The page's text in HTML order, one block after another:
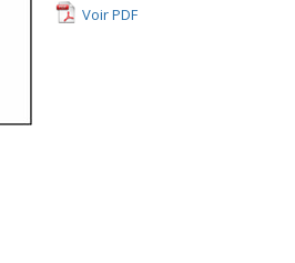
Voir PDF